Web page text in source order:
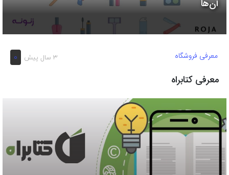
آن‌ها
3 سال پیش 0 معرفی فروشگاه
معرفی کتابراه